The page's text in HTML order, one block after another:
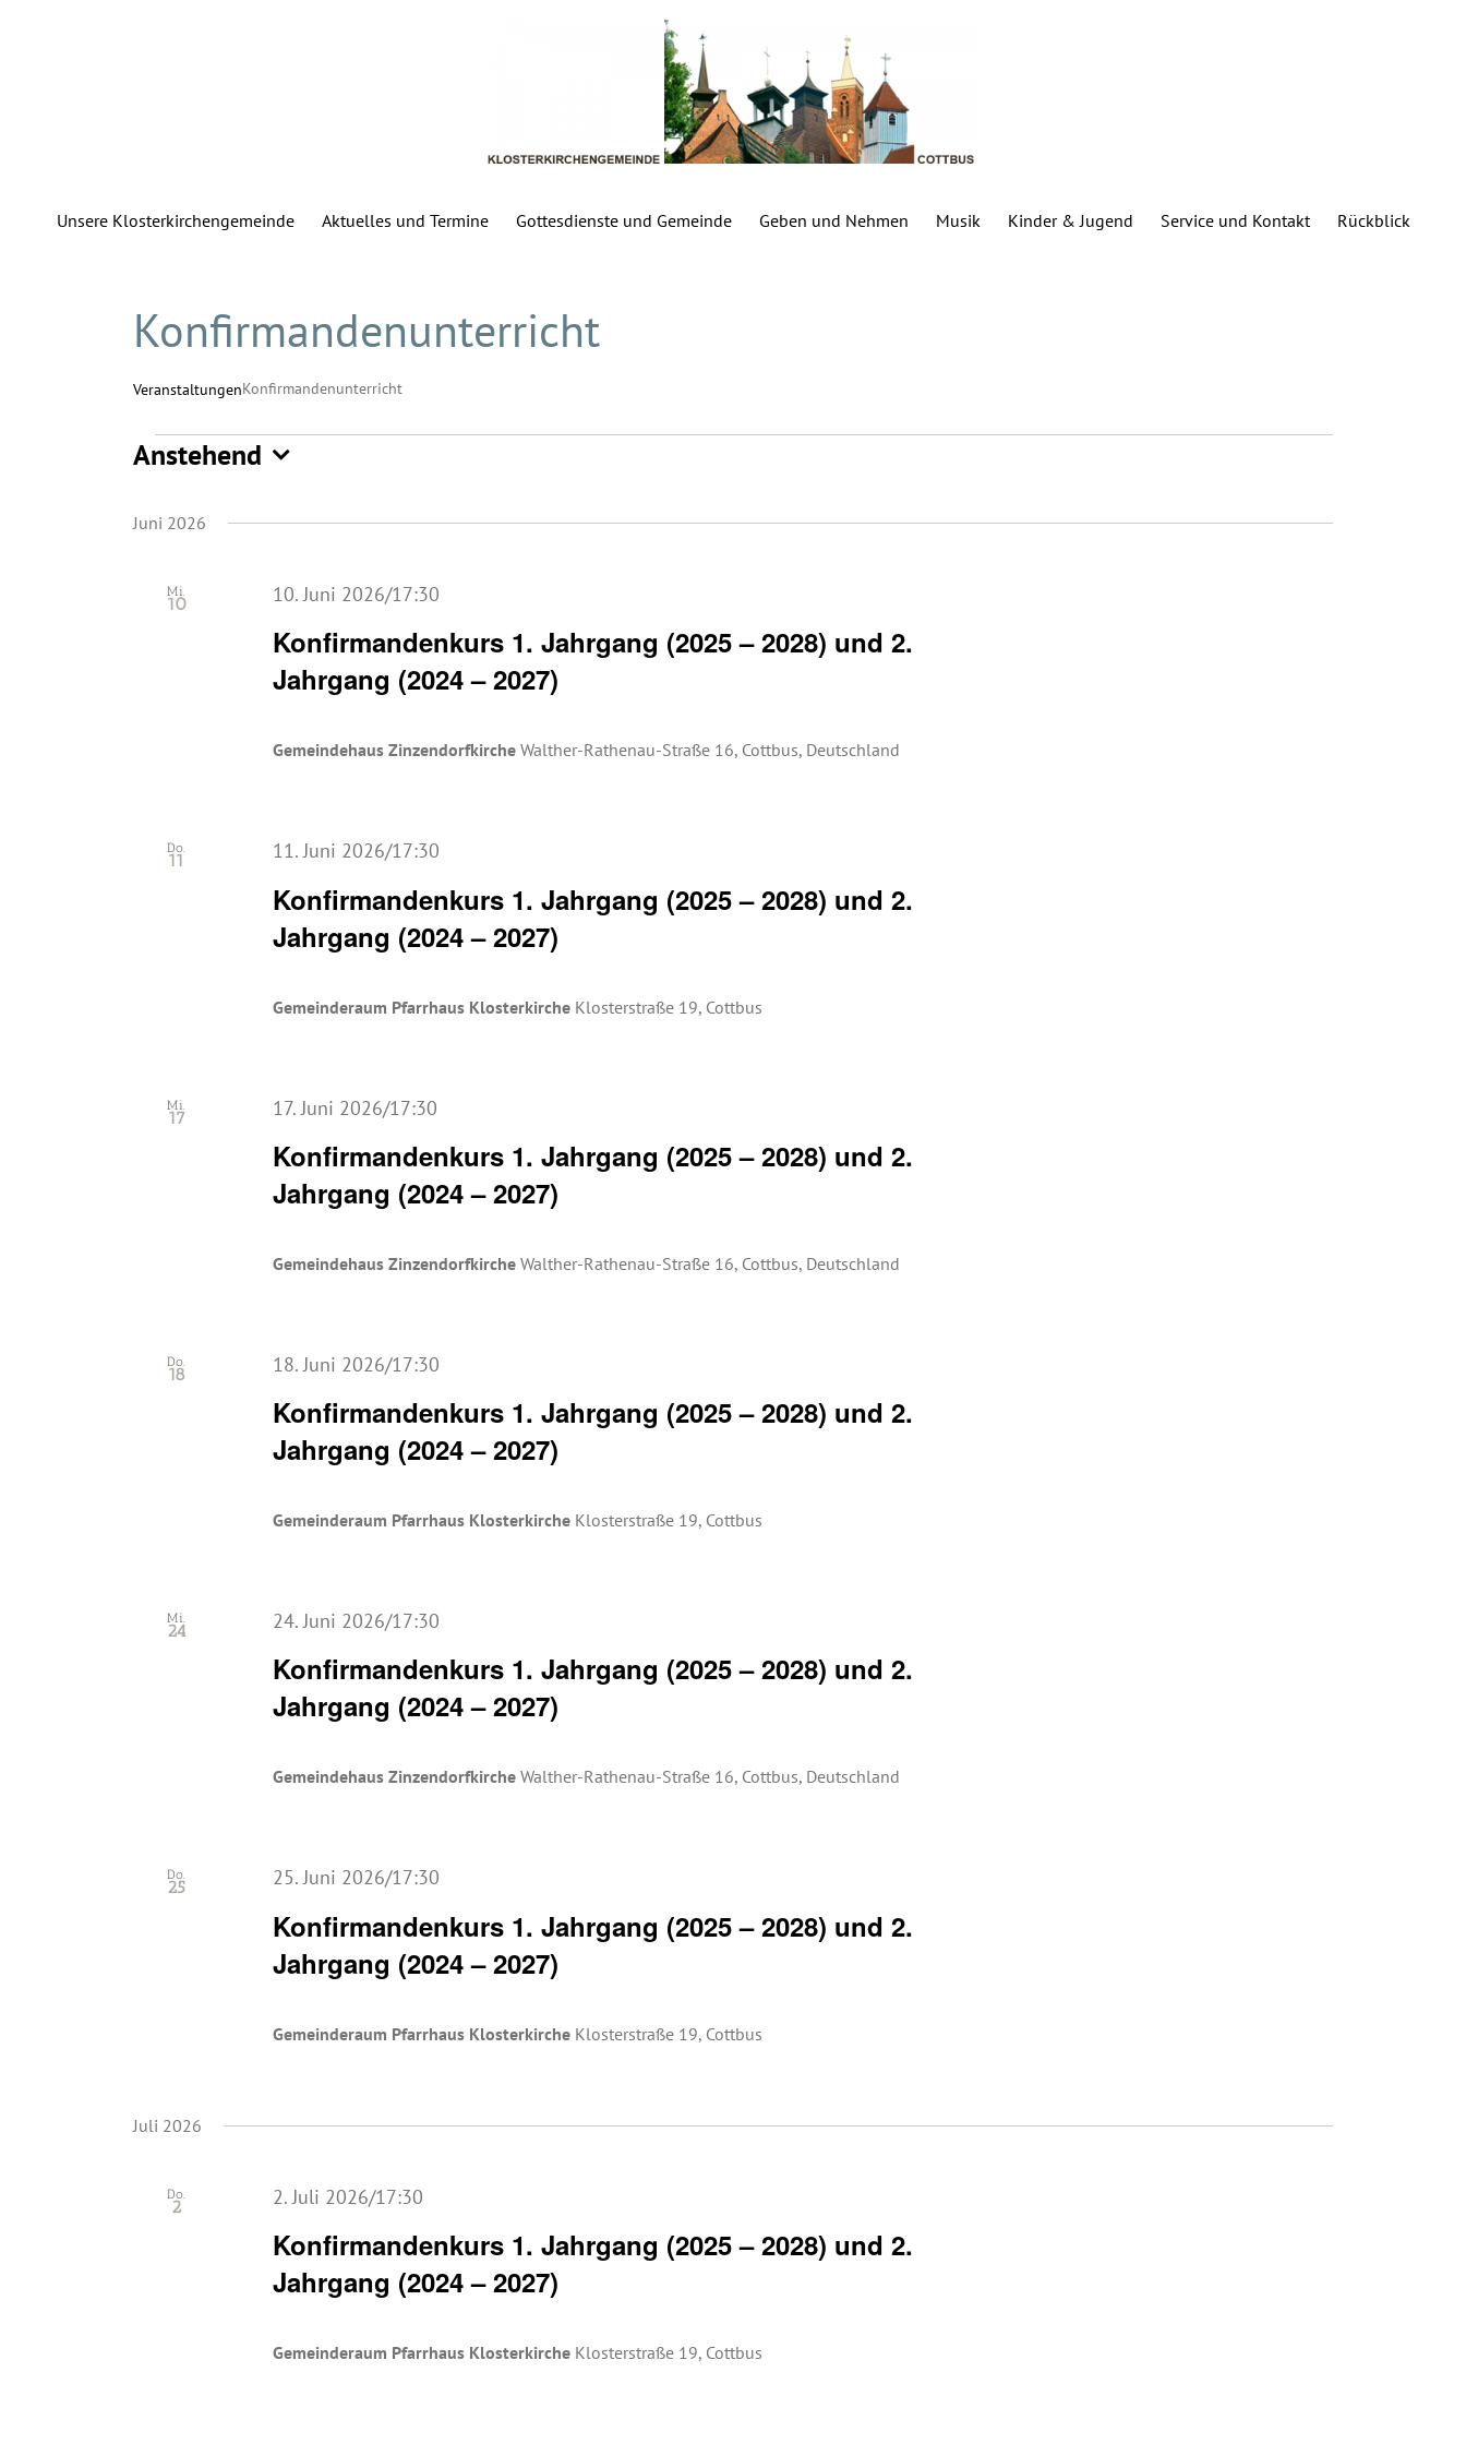
Unsere Klosterkirchengemeinde Aktuelles und Termine Gottesdienste und Gemeinde Geben und Nehmen Musik Kinder & Jugend Service und Kontakt Rückblick
Konfirmandenunterricht
VeranstaltungenKonfirmandenunterricht
Veranstaltungen
Anstehend
wählen.
Juni 2026
Mi.
10
Konfirmandenkurs 1. Jahrgang (2025 – 2028) und 2.
Jahrgang (2024 – 2027)
10. Juni 2026/17:30
Gemeindehaus Zinzendorfkirche Walther-Rathenau-Straße 16, Cottbus, Deutschland
Do.
11
Konfirmandenkurs 1. Jahrgang (2025 – 2028) und 2.
Jahrgang (2024 – 2027)
11. Juni 2026/17:30
Gemeinderaum Pfarrhaus Klosterkirche Klosterstraße 19, Cottbus
Mi.
17
Konfirmandenkurs 1. Jahrgang (2025 – 2028) und 2.
Jahrgang (2024 – 2027)
17. Juni 2026/17:30
Gemeindehaus Zinzendorfkirche Walther-Rathenau-Straße 16, Cottbus, Deutschland
Do.
18
Konfirmandenkurs 1. Jahrgang (2025 – 2028) und 2.
Jahrgang (2024 – 2027)
18. Juni 2026/17:30
Gemeinderaum Pfarrhaus Klosterkirche Klosterstraße 19, Cottbus
Mi.
24
Konfirmandenkurs 1. Jahrgang (2025 – 2028) und 2.
Jahrgang (2024 – 2027)
24. Juni 2026/17:30
Gemeindehaus Zinzendorfkirche Walther-Rathenau-Straße 16, Cottbus, Deutschland
Do.
25
Konfirmandenkurs 1. Jahrgang (2025 – 2028) und 2.
Jahrgang (2024 – 2027)
25. Juni 2026/17:30
Gemeinderaum Pfarrhaus Klosterkirche Klosterstraße 19, Cottbus
Juli 2026
Do.
2
Konfirmandenkurs 1. Jahrgang (2025 – 2028) und 2.
Jahrgang (2024 – 2027)
2. Juli 2026/17:30
Gemeinderaum Pfarrhaus Klosterkirche Klosterstraße 19, Cottbus